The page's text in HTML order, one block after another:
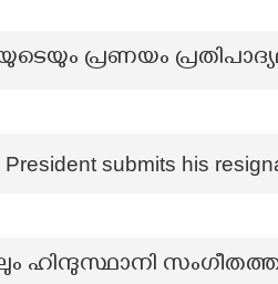
പ്രണയം
submits his
ഹിന്ദുസ്ഥാനി